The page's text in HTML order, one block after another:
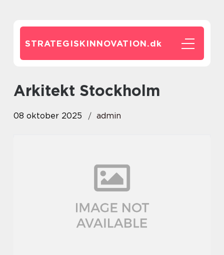
STRATEGISKINNOVATION.dk
Arkitekt Stockholm
08 oktober 2025 admin